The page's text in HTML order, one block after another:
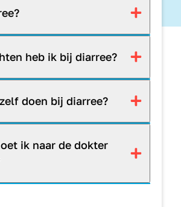
heb ik bij diarree?
doen bij diarree?
ik naar de dokter